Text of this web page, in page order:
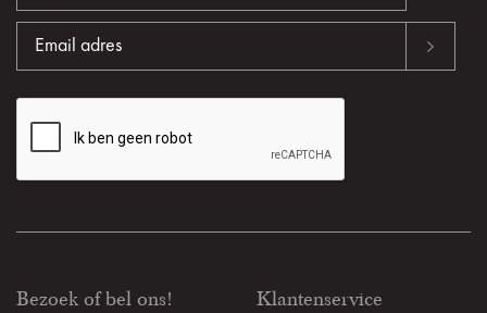
Bezoek of bel ons! Klantenservice